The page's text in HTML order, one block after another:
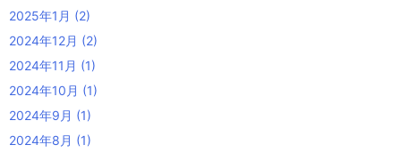
2025年1月 (2)
2024年12月 (2)
2024年11月 (1)
2024年10月 (1)
2024年9月 (1)
2024年8月 (1)